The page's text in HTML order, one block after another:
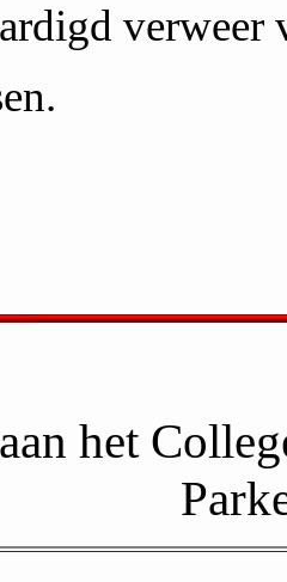
verweer
het